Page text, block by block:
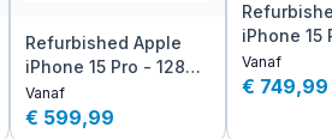
Refurbished Apple
iPhone 15 Pro - 128GB
- Titanium
Vanaf
€ 599,99
iPhone 15
256GB -
Titanium
Vanaf
€ 749,99